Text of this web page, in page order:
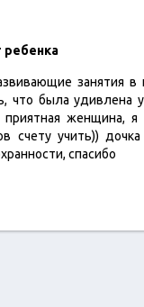
ребенка
занятия в
что была удивлена
приятная женщина,
счету учить))
спасибо